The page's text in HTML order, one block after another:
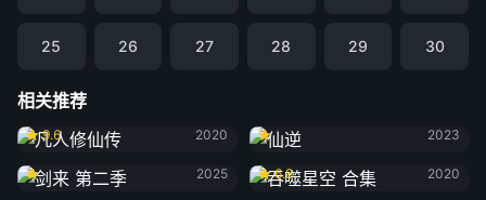
25 26 27 28 29 30
相关推荐
凡人修仙传
9.6
2020
2023
剑来 第二季
2025
吞噬星空 合集
6.8
2020
完美世界
牧神记 年番